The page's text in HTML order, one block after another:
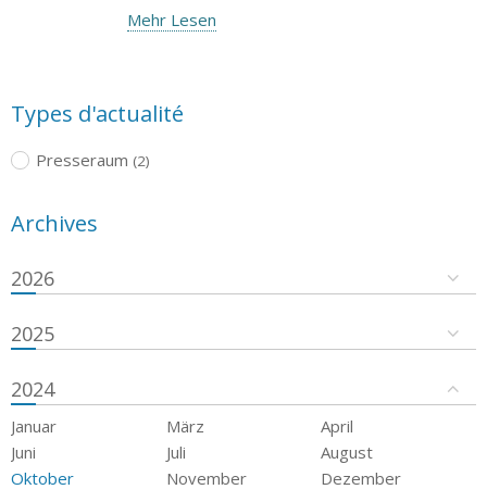
Mehr Lesen
Types d'actualité
Presseraum (2)
Archives
2026
2025
2024
Januar März
April
Juni
Juli
August
Oktober
November Dezember